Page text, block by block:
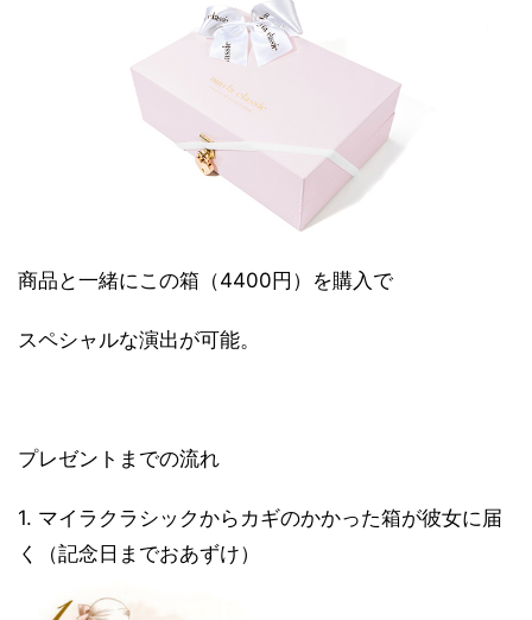
商品と一緒にこの箱（4400円）を購入で
スペシャルな演出が可能。
プレゼントまでの流れ
1. マイラクラシックからカギのかかった箱が彼女に届
く（記念日までおあずけ）